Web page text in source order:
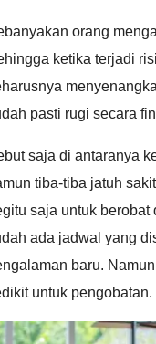
orang
ketika terjadi
pasti rugi secara
saja di antaranya
tiba-tiba jatuh
saja untuk
ada jadwal yang
baru.
untuk pengobatan.